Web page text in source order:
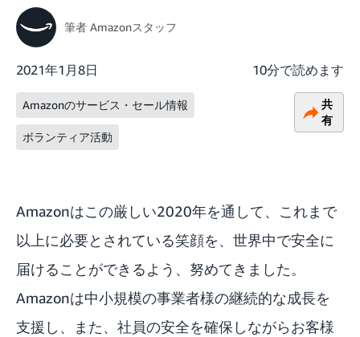
筆者 Amazonスタッフ
2021年1月8日 10分で読めます
Amazonのサービス・セール情報
ボランティア活動
共
有
Amazonはこの厳しい2020年を通して、これまで
以上に必要とされている笑顔を、世界中で安全に
届けることができるよう、努めてきました。
Amazonは中小規模の事業者様の継続的な成長を
支援し、また、社員の安全を確保しながらお客様